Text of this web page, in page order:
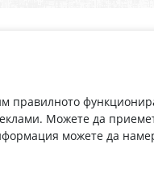
сПолитиката за лични
правилното
Можете да
можете да